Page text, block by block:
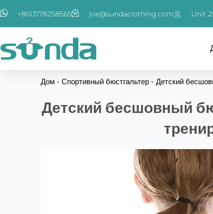
к
+8613178258565 joe@sundaclothing.com Unit
Дом - Спортивный бюстгальтер - Детский
Детский бесшовный